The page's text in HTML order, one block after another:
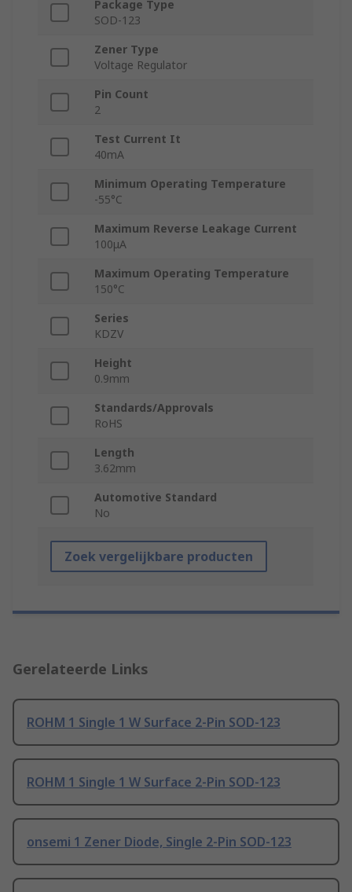
Package Type
SOD-123
Zener Type
Voltage Regulator
Pin Count
2
Test Current It
40mA
Minimum Operating Temperature
-55°C
Maximum Reverse Leakage Current
100μA
Maximum Operating Temperature
150°C
Series
KDZV
Height
0.9mm
Standards/Approvals
RoHS
Length
3.62mm
Automotive Standard
No
Zoek vergelijkbare producten
Gerelateerde Links
ROHM 1 Single 1 W Surface 2-Pin SOD-123
ROHM 1 Single 1 W Surface 2-Pin SOD-123
onsemi 1 Zener Diode, Single 2-Pin SOD-123